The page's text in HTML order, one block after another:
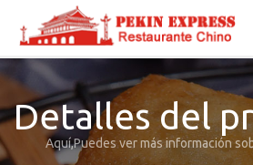
Detalles del
Aquí,Puedes ver más información